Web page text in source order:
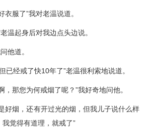
服了”我对老温说道。
起身后对我边点头边说。
他道。
经戒了快10年了”老温很利索地说道。
那您为何戒烟了呢？”我好奇地问他。
烟，还有开过光的烟，但我儿子说什么样
觉得有道理，就戒了”